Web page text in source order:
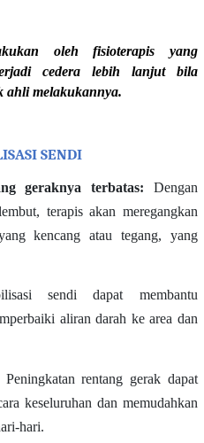
oleh fisioterapis yang
cedera lebih lanjut bila
ahli melakukannya.
SENDI
geraknya terbatas: Dengan
terapis akan meregangkan
kencang atau tegang, yang
sendi dapat membantu
aliran darah ke area dan
Peningkatan rentang gerak dapat
keseluruhan dan memudahkan
hari.